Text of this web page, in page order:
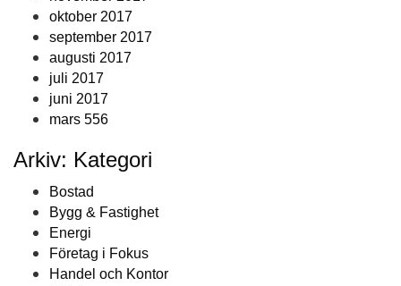
oktober 2017
september 2017
augusti 2017
juli 2017
juni 2017
mars 556
Arkiv: Kategori
Bostad
Bygg & Fastighet
Energi
Företag i Fokus
Handel och Kontor